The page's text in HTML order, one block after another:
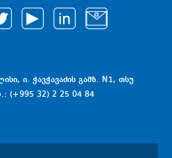
ი. ჭავჭავაძის გამზ. N1, თსუ
(+995 32) 2 25 04 84